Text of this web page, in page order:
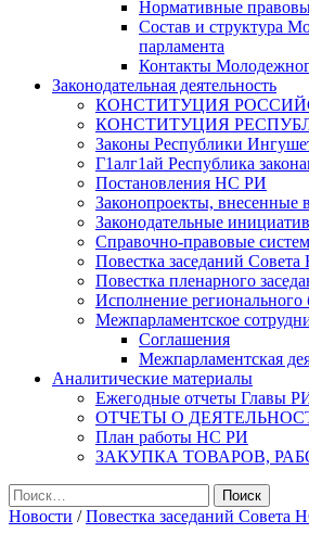
Нормативные
Состав и структура
парламента
Контакты
Законодательная деятельность
КОНСТИТУЦИЯ
КОНСТИТУЦИЯ
Законы Республики
Г1алг1ай Республика
Постановления НС РИ
Законопроекты, внесенные
Законодательные
Справочно-правовые
Повестка заседаний
Повестка пленарного
Исполнение регионального
Межпарламентское
Соглашения
Межпарламентская
Аналитические материалы
Ежегодные отчеты Главы
ОТЧЕТЫ О
План работы НС РИ
ЗАКУПКА ТОВАРОВ,
Найти:
Новости /Повестка заседаний Совета